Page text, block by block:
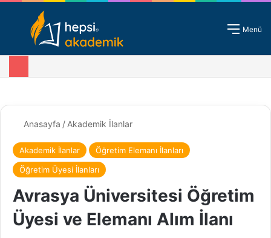
Giriş - Kayıt Menü
Anasayfa / Akademik İlanlar
Akademik İlanlar
Öğretim Elemanı İlanları
Öğretim Üyesi İlanları
Avrasya Üniversitesi Öğretim
Üyesi ve Elemanı Alım İlanı